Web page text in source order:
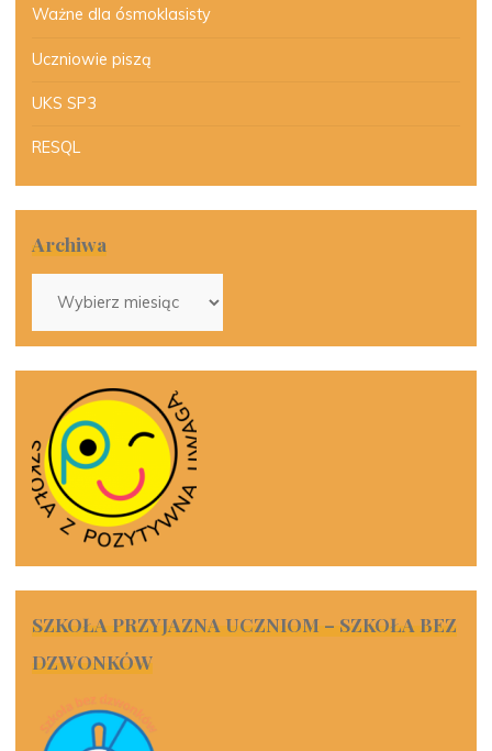
Ważne dla ósmoklasisty
Uczniowie piszą
UKS SP3
RESQL
Archiwa
SZKOŁA PRZYJAZNA UCZNIOM – SZKOŁA BEZ
DZWONKÓW